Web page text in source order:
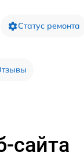
Статус ремонта
сайта